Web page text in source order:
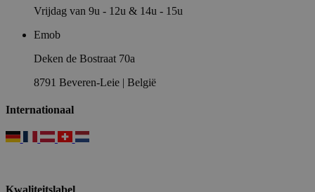
Vrijdag van 9u - 12u & 14u - 15u
Emob
Deken de Bostraat 70a
8791 Beveren-Leie | België
Internationaal